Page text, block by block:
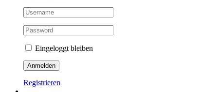
Eingeloggt bleiben
Registrieren